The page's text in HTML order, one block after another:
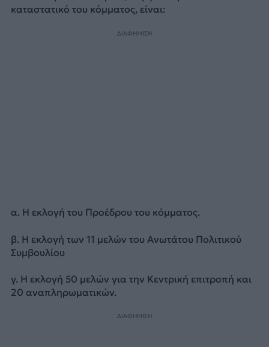
καταστατικό του κόμματος, είναι:
ΔΙΑΦΗΜΙΣΗ
α. H εκλογή του Προέδρου του κόμματος.
β. Η εκλογή των 11 μελών του Ανωτάτου Πολιτικού
Συμβουλίου
γ. Η εκλογή 50 μελών για την Κεντρική επιτροπή και
20 αναπληρωματικών.
ΔΙΑΦΗΜΙΣΗ